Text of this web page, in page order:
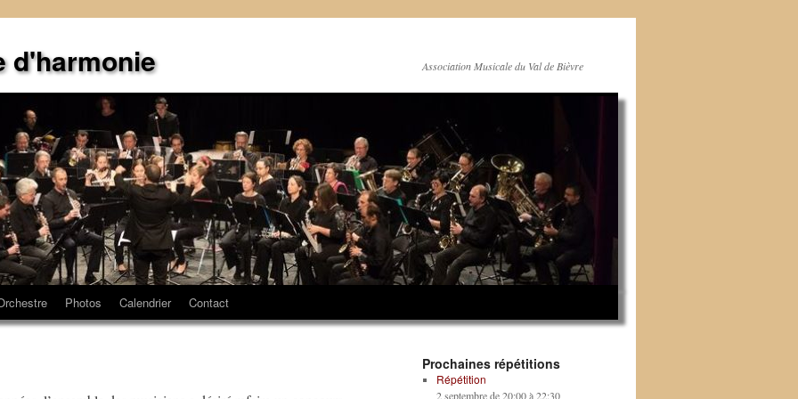
d'harmonie Association Musicale du Val de Bièvre
Photos Calendrier Contact
Prochaines répétitions
Répétition
2 septembre de 20:00à22:30